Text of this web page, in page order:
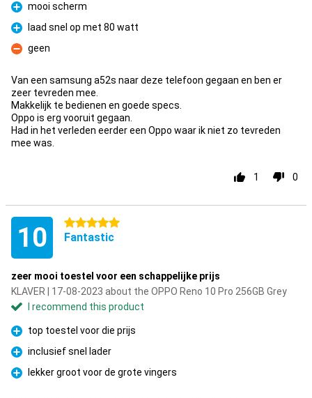
Pro
mooi scherm
Pro
laad snel op met 80 watt
Con
geen
Van een samsung a52s naar deze telefoon gegaan en ben er
zeer tevreden mee.
Makkelijk te bedienen en goede specs.
Oppo is erg vooruit gegaan.
Had in het verleden eerder een Oppo waar ik niet zo tevreden
mee was.
1 0
10 5 stars
Fantastic
zeer mooi toestel voor een schappelijke prijs
KLAVER | 17-08-2023 about the OPPO Reno 10 Pro 256GB Grey
I recommend this product
Pro
top toestel voor die prijs
Pro
inclusief snel lader
Pro
lekker groot voor de grote vingers